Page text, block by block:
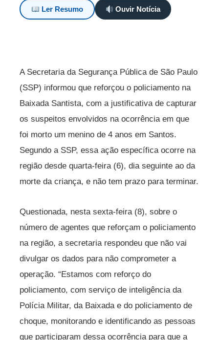
Ler Resumo Ouvir Notícia
A Secretaria da Segurança Pública de São Paulo
(SSP) informou que reforçou o policiamento na
Baixada Santista, com a justificativa de capturar
os suspeitos envolvidos na ocorrência em que
foi morto um menino de 4 anos em Santos.
Segundo a SSP, essa ação específica ocorre na
região desde quarta-feira (6), dia seguinte ao da
morte da criança, e não tem prazo para terminar.
Questionada, nesta sexta-feira (8), sobre o
número de agentes que reforçam o policiamento
na região, a secretaria respondeu que não vai
divulgar os dados para não comprometer a
operação. “Estamos com reforço do
policiamento, com serviço de inteligência da
Polícia Militar, da Baixada e do policiamento de
choque, monitorando e identificando as pessoas
que participaram dessa ocorrência para que a